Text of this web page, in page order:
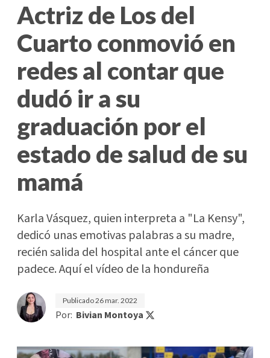
Actriz de Los del
Cuarto conmovió en
redes al contar que
dudó ir a su
graduación por el
estado de salud de su
mamá
Karla Vásquez, quien interpreta a "La Kensy",
dedicó unas emotivas palabras a su madre,
recién salida del hospital ante el cáncer que
padece. Aquí el vídeo de la hondureña
Publicado26 mar. 2022
Por: Bivian Montoya